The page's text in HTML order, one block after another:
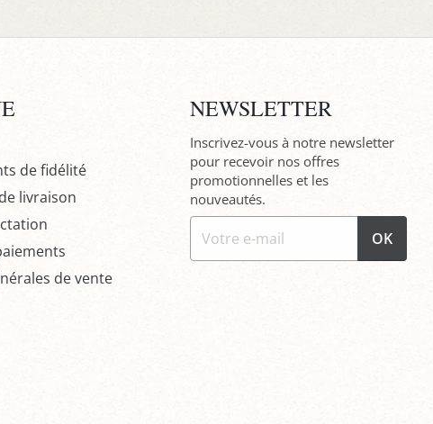
de fidélité
livraison
de vente
NEWSLETTER
Inscrivez-vous à notre newsletter
pour recevoir nos offres
promotionnelles et les
nouveautés.
OK